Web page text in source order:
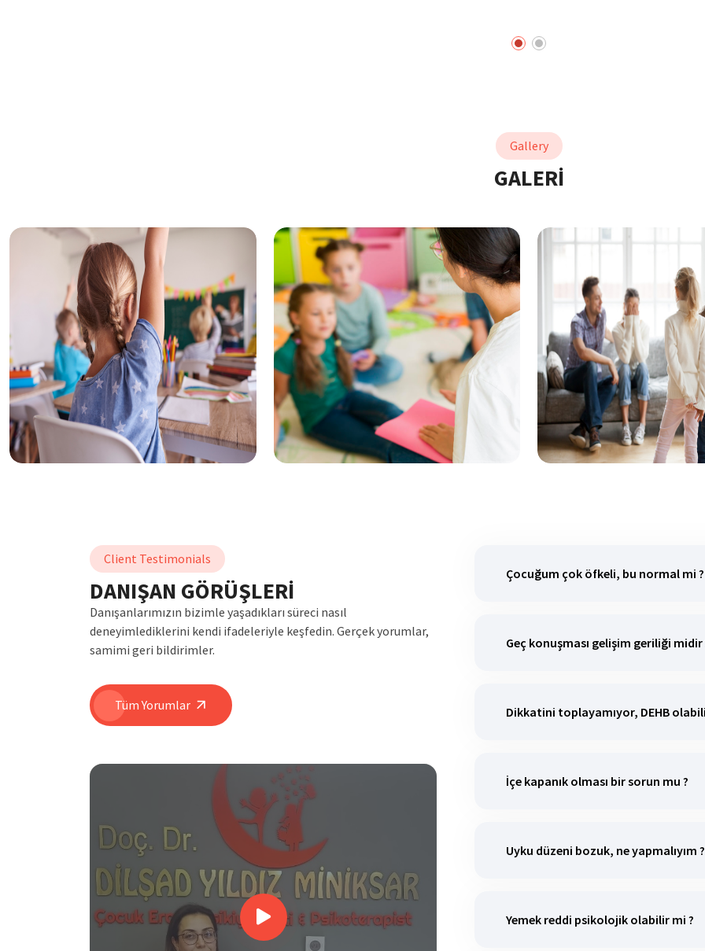
Gallery
GALERİ
Client Testimonials
DANIŞAN GÖRÜŞLERİ
Danışanlarımızın bizimle yaşadıkları süreci nasıl
deneyimlediklerini kendi ifadeleriyle keşfedin. Gerçek yorumlar,
samimi geri bildirimler.
Tüm Yorumlar
Çocuğum çok öfkeli, bu normal mi ?
Geç konuşması gelişim geriliği midir
Dikkatini toplayamıyor, DEHB
İçe kapanık olması bir sorun mu ?
Uyku düzeni bozuk, ne yapmalıyım ?
Yemek reddi psikolojik olabilir mi ?